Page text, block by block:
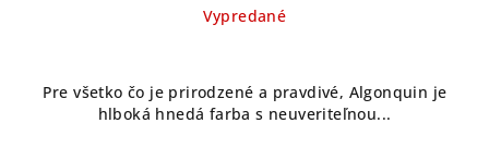
Vypredané
Pre všetko čo je prirodzené a pravdivé, Algonquin je
hlboká hnedá farba s neuveriteľnou...